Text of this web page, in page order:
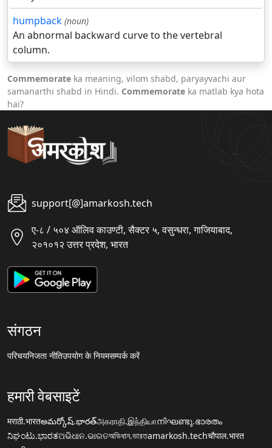
humpback (noun)
An abnormal backward curve to the vertebral
column.
Commemorate ka meaning, vilom shabd, paryayvachi aur
samanarthi shabd in Hindi. Commemorate ka matlab kya hota
hai?
support[@]amarkosh.tech
ए-८ / ५०४ ऑलिव काउण्टी, सैक्टर ५, वसुन्धरा, गाजियाबाद,
२०१०१२ उत्तर प्रदेश, भारत
संगठन
परिचयनिजता नीतिउपयोग के नियमसम्पर्क करें
हमारी वेबसाइटें
मराठी.भारतఅమర్కోష్.భారత్அகராதி.இந்தியாനിഘണ്ടു.ഭാരതം
ನಿಘಂಟು.ಭಾರತଅଭିଧାନ.ଭାରତঅভিধান.ভারতamarkosh.techचौपाल.भारत